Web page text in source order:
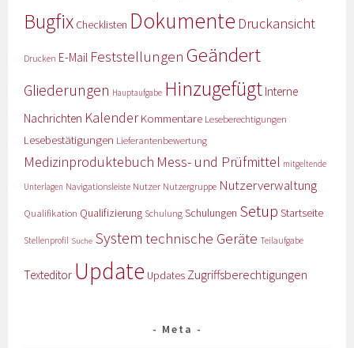
Bugfix Checklisten Dokumente Druckansicht
Drucken E-Mail Feststellungen Geändert
Gliederungen Hauptaufgabe Hinzugefügt Interne
Nachrichten KalenderKommentare Leseberechtigungen
Lesebestätigungen Lieferantenbewertung
Medizinproduktebuch Mess- und Prüfmittel mitgeltende
Unterlagen Navigationsleiste Nutzer Nutzergruppe Nutzerverwaltung
Qualifikation Qualifizierung Schulung Schulungen Setup Startseite
Stellenprofil Suche System technische Geräte Teilaufgabe
Texteditor Update Updates Zugriffsberechtigungen
Meta